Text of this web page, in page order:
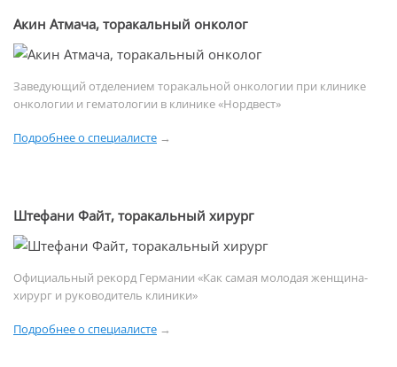
Акин Атмача, торакальный онколог
Заведующий отделением торакальной онкологии при клинике
онкологии и гематологии в клинике «Нордвест»
Подробнее о специалисте →
Штефани Файт, торакальный хирург
Официальный рекорд Германии «Как самая молодая женщина-
хирург и руководитель клиники»
Подробнее о специалисте →